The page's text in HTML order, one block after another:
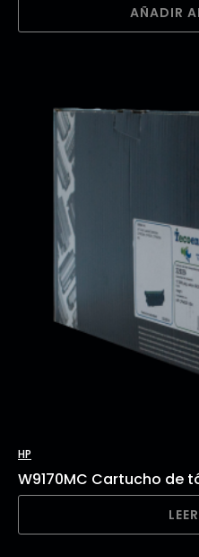
AÑADIR
HP
W9170MC Cartucho de